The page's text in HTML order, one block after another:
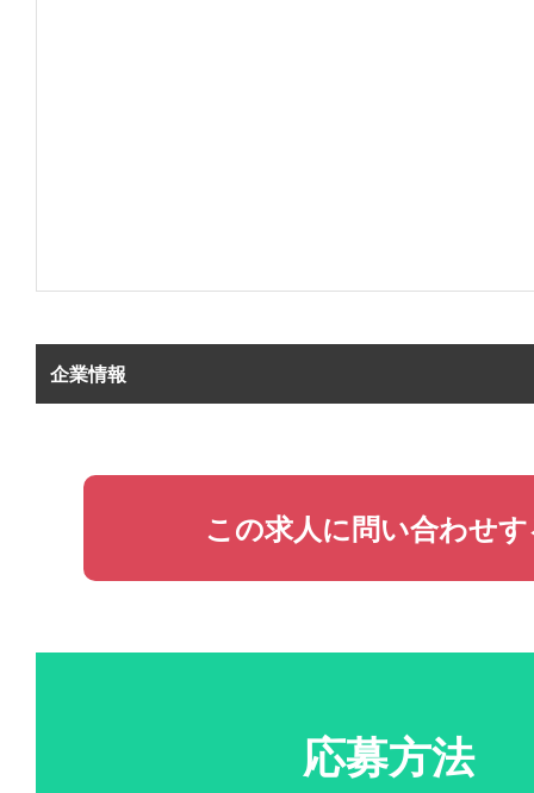
企業情報
この求人に問い合わせ
応募方法